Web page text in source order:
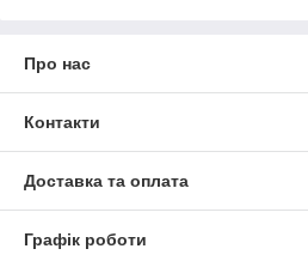
Про нас
Контакти
Доставка та оплата
Графік роботи